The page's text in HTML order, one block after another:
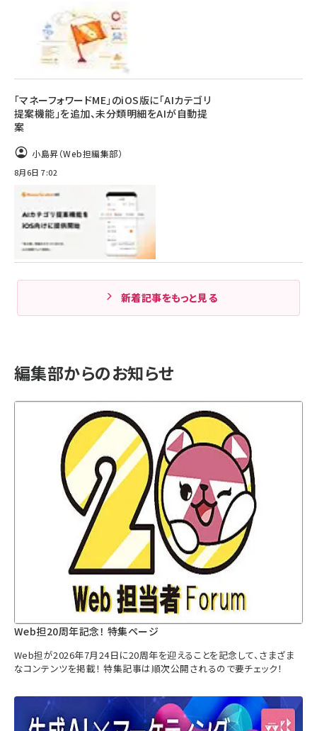
「マネーフォワードME」のiOS版に「AIカテゴリ
提案機能」を追加、未分類明細をAIが自動提
案
小島昇（Web担編集部）
8月6日 7:02
新着記事をもっと見る
編集部からのお知らせ
Web担20周年記念！ 特集ページ
Web担が2026年7月24日に20周年を迎えることを記念して、さまざま
なコンテンツを掲載！ 特集記事は順次公開されるので要チェック！